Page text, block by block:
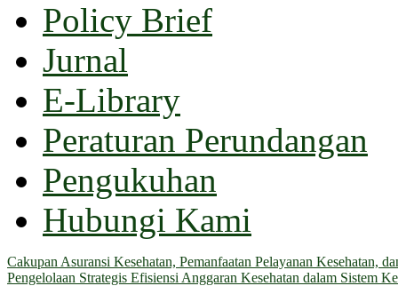
Policy Brief
Jurnal
E-Library
Peraturan Perundangan
Pengukuhan
Hubungi Kami
Cakupan Asuransi Kesehatan, Pemanfaatan Pelayanan Kesehatan,
Pengelolaan Strategis Efisiensi Anggaran Kesehatan dalam Sistem